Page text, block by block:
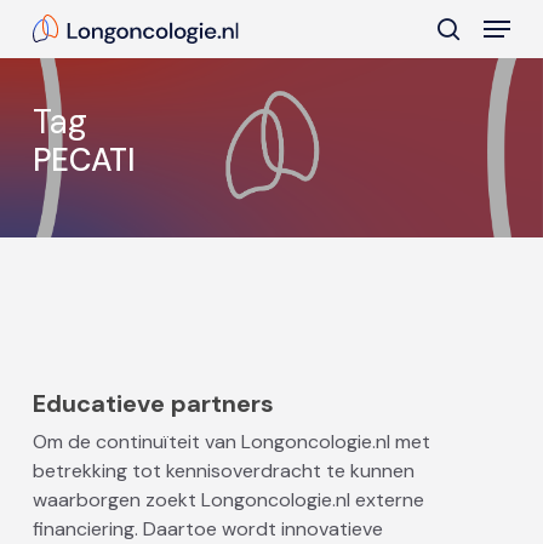
content
search
Menu
Tag
PECATI
Educatieve partners
Om de continuïteit van Longoncologie.nl met
betrekking tot kennisoverdracht te kunnen
waarborgen zoekt Longoncologie.nl externe
financiering. Daartoe wordt innovatieve
Close
Menu